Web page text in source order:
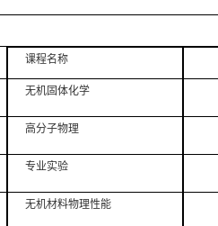
课程名称
无机固体化学
高分子物理
专业实验
无机材料物理性能